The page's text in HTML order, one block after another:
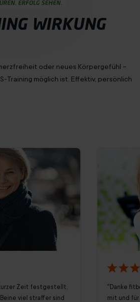
ERFOLG SEHEN.
WIRKUNG
oder neues Körpergefühl –
Training möglich ist. Effektiv, persönlich
kurzer Zeit festgestellt,
viel straffer sind
"Danke
mit und für